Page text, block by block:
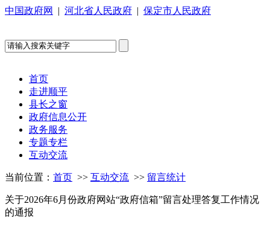
中国政府网 | 河北省人民政府 | 保定市人民政府
首页
走进顺平
县长之窗
政府信息公开
政务服务
专题专栏
互动交流
当前位置： 首页 >> 互动交流 >> 留言统计
关于2026年6月份政府网站“政府信箱”留言处理答复工作情况
的通报